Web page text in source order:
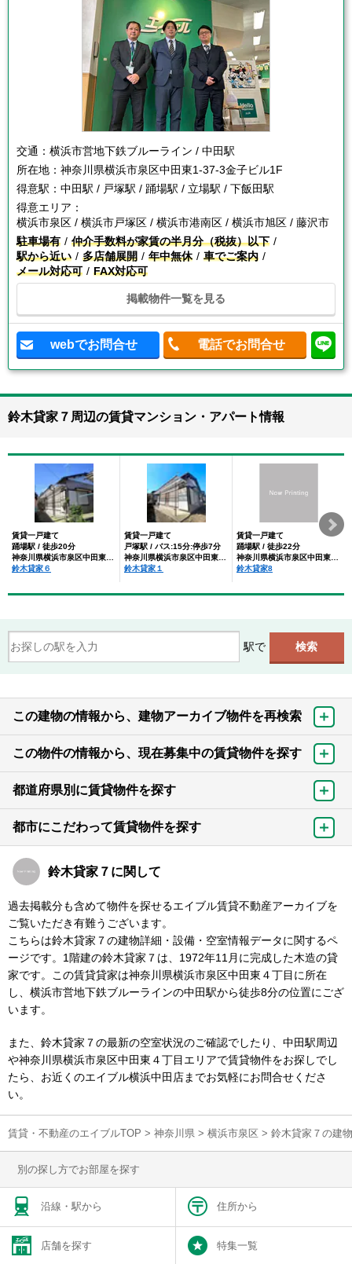
交通： 横浜市営地下鉄ブルーライン / 中田駅
所在地： 神奈川県横浜市泉区中田東1-37-3金子ビル1F
得意駅： 中田駅 / 戸塚駅 / 踊場駅 / 立場駅 / 下飯田駅
得意エリア：
横浜市泉区 / 横浜市戸塚区 / 横浜市港南区 / 横浜市旭区 / 藤沢市
駐車場有
仲介手数料が家賃の半月分（税抜）以下
駅から近い
多店舗展開 年中無休
車でご案内
メール対応可
FAX対応可
掲載物件一覧を見る
webでお問合せ 電話でお問合せ
鈴木貸家７周辺の賃貸マンション・アパート情報
賃貸一戸建て
踊場駅 / 徒歩20分
鈴木貸家６
賃貸一戸建て
戸塚駅 / バス:15分:停歩7分
鈴木貸家１
賃貸一戸建て
踊場駅 / 徒歩22分
鈴木貸家8
駅で
この建物の情報から、建物アーカイブ物件を再検索
この物件の情報から、現在募集中の賃貸物件を探す
都道府県別に賃貸物件を探す
都市にこだわって賃貸物件を探す
鈴木貸家７に関して
過去掲載分も含めて物件を探せるエイブル賃貸不動産アーカイブを
ご覧いただき有難うございます。
こちらは鈴木貸家７の建物詳細・設備・空室情報データに関するペ
ージです。1階建の鈴木貸家７は、1972年11月に完成した木造の貸
家です。この賃貸貸家は神奈川県横浜市泉区中田東４丁目に所在
し、横浜市営地下鉄ブルーラインの中田駅から徒歩8分の位置にござ
います。
また、鈴木貸家７の最新の空室状況のご確認でしたり、中田駅周辺
や神奈川県横浜市泉区中田東４丁目エリアで賃貸物件をお探しでし
たら、お近くのエイブル横浜中田店までお気軽にお問合せくださ
い。
賃貸・不動産のエイブルTOP > 神奈川県 > 横浜市泉区 > 鈴木貸家７の建
別の探し方でお部屋を探す
沿線・駅から 住所から
店舗を探す 特集一覧